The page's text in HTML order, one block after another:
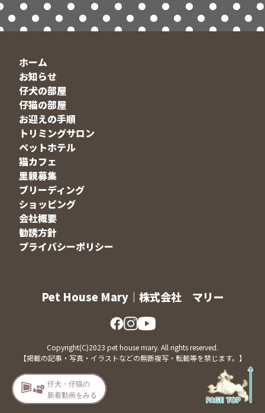
ホーム
お知らせ
仔犬の部屋
仔猫の部屋
お迎えの手順
トリミングサロン
ペットホテル
猫カフェ
里親募集
ブリーディング
ショッピング
会社概要
勧誘方針
プライバシーポリシー
Pet House Mary｜株式会社 マリー
Copyright(C)2023 pet house mary. All rights reserved.
【掲載の記事・写真・イラストなどの無断複写・転載等を禁じます。】